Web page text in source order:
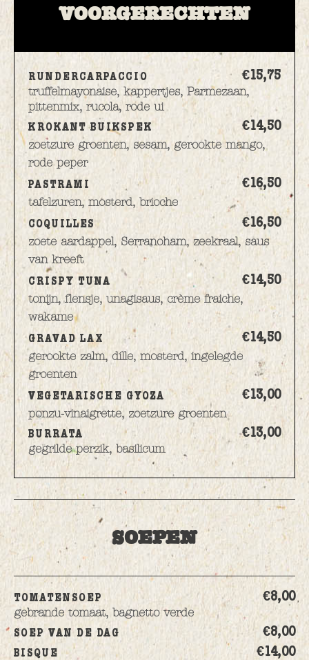
VOORGERECHTEN
RUNDERCARPACCIO €15,75
truffelmayonaise, kappertjes, Parmezaan,
pittenmix, rucola, rode ui
KROKANT BUIKSPEK €14,50
zoetzure groenten, sesam, gerookte mango,
rode peper
PASTRAMI €16,50
tafelzuren, mosterd, brioche
COQUILLES €16,50
zoete aardappel, Serranoham, zeekraal, saus
van kreeft
CRISPY TUNA €14,50
tonijn, flensje, unagisaus, crème fraiche,
wakame
GRAVAD LAX €14,50
gerookte zalm, dille, mosterd, ingelegde
groenten
VEGETARISCHE GYOZA €13,00
ponzu-vinaigrette, zoetzure groenten
BURRATA €13,00
gegrilde perzik, basilicum
SOEPEN
TOMATENSOEP €8,00
gebrande tomaat, bagnetto verde
SOEP VAN DE DAG €8,00
BISQUE €14,00